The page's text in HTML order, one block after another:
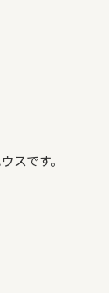
スです。